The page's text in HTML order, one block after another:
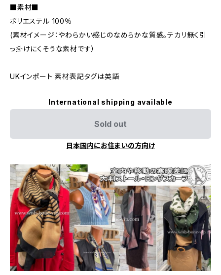
■素材■
ポリエステル 100％
(素材イメージ：やわらかい感じのなめらかな質感。テカリ無く引
っ掛けにくそうな素材です）
UKインポート 素材表記タグは英語
International shipping available
Sold out
日本国内にお住まいの方向け